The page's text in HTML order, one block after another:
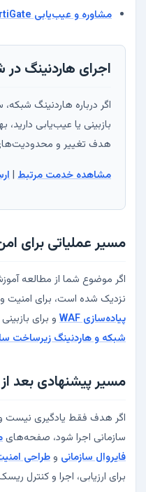
مشاوره و عیب‌یابی FortiGate
اجرای هاردنینگ
اگر درباره هاردنینگ
بازبینی یا عیب‌یابی
هدف تغییر و
مشاهده خدمت مرتبط |
مسیر عملیاتی برای
اگر موضوع شما از مطالعه
نزدیک شده است، برای
پیاده‌سازی WAF
و برای
شبکه و هاردنینگ زیرساخت
مسیر پیشنهادی بعد
اگر هدف فقط یادگیری نیست
سازمانی اجرا شود، صفحه‌های
فایروال سازمانی و طراحی
برای ارزیابی، اجرا و کنترل